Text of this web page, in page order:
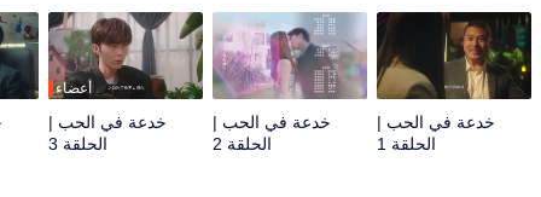
البعض، لكن في نفس الوقت ، يجدان الحب النقي والفداء.
خدعة في الحب |
الحلقة 1
خدعة في الحب |
الحلقة 2
أعضاء
خدعة في الحب |
الحلقة 3